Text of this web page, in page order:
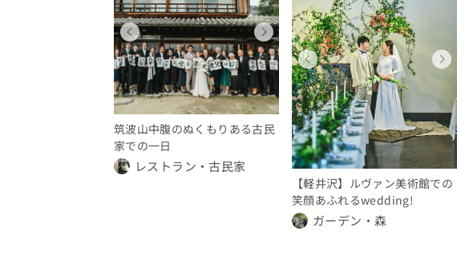
ウェディング
茨城県
150 〜 200 万円
ウェディング
茨城県
150 〜 200 万円
筑波山中腹のぬくもりある古民
家での一日
レストラン・古民家
ウェディング
長野県
450 〜 500 万円
ウェディング
長野県
450 〜 500 万円
【軽井沢】ルヴァン美術館での
笑顔あふれるwedding!
ガーデン・森
ウェディング
長野県
150 〜 200 万円
ウェディング
長野県
150 〜 200 万円